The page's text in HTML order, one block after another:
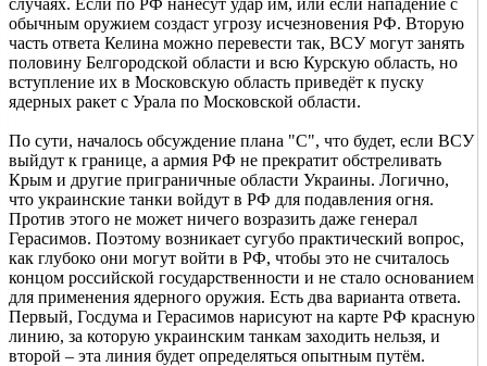
обычным оружием создаст угрозу исчезновения РФ. Вторую
часть ответа Келина можно перевести так, ВСУ могут занять
половину Белгородской области и всю Курскую область, но
вступление их в Московскую область приведёт к пуску
ядерных ракет с Урала по Московской области.
По сути, началось обсуждение плана "С", что будет, если ВСУ
выйдут к границе, а армия РФ не прекратит обстреливать
Крым и другие приграничные области Украины. Логично,
что украинские танки войдут в РФ для подавления огня.
Против этого не может ничего возразить даже генерал
Герасимов. Поэтому возникает сугубо практический вопрос,
как глубоко они могут войти в РФ, чтобы это не считалось
концом российской государственности и не стало основанием
для применения ядерного оружия. Есть два варианта ответа.
Первый, Госдума и Герасимов нарисуют на карте РФ красную
линию, за которую украинским танкам заходить нельзя, и
второй – эта линия будет определяться опытным путём.